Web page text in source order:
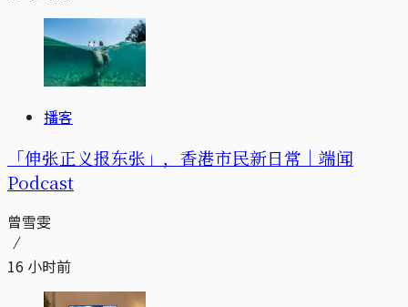
播客
「伸张正义报东张」，香港市民新日常｜端闻
Podcast
曾雪雯
16 小时前